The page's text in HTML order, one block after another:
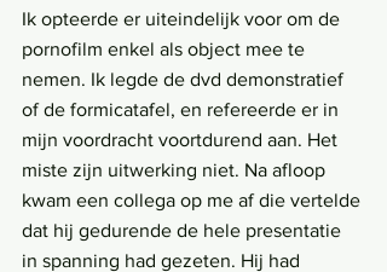
Ik opteerde er uiteindelijk voor om de
pornofilm enkel als object mee te
nemen. Ik legde de dvd demonstratief
of de formicatafel, en refereerde er in
mijn voordracht voortdurend aan. Het
miste zijn uitwerking niet. Na afloop
kwam een collega op me af die vertelde
dat hij gedurende de hele presentatie
in spanning had gezeten. Hij had